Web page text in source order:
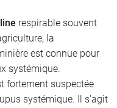
respirable souvent
la
est connue pour
systémique.
fortement suspectée
systémique. Il s'agit